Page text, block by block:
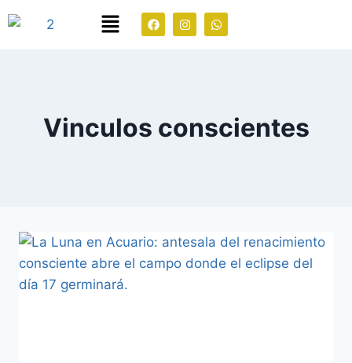
Vinculos conscientes